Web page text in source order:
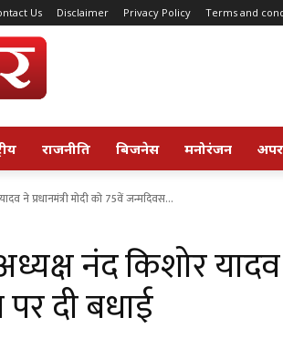
Us Disclaimer Privacy Policy Terms and
राजनीति बिजनेस मनोरंजन
ने प्रधानमंत्री मोदी को 75वें जन्मदिवस...
नंद किशोर यादव
दी बधाई